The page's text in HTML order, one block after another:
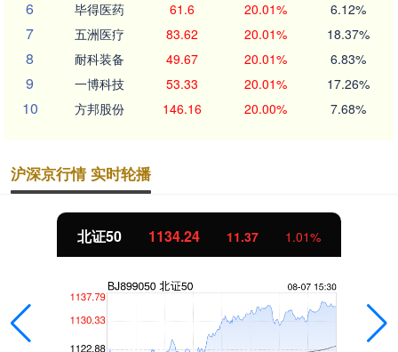
6 毕得医药 61.6 20.01% 6.12%
7 五洲医疗 83.62 20.01% 18.37%
8 耐科装备 49.67 20.01% 6.83%
9 一博科技 53.33 20.01% 17.26%
10 方邦股份 146.16 20.00% 7.68%
沪深京行情 实时轮播
北证50 1134.24 11.37 1.01%